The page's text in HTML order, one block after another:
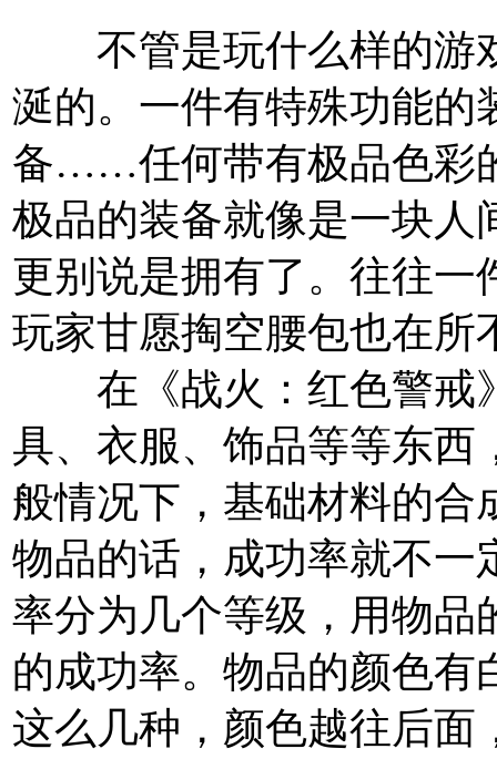
不管是玩什么样的游
涎的。一件有特殊功能的
备……任何带有极品色彩
极品的装备就像是一块人
更别说是拥有了。往往一
玩家甘愿掏空腰包也在所
在《战火：红色警戒
具、衣服、饰品等等东西
般情况下，基础材料的合
物品的话，成功率就不一
率分为几个等级，用物品
的成功率。物品的颜色有
这么几种，颜色越往后面